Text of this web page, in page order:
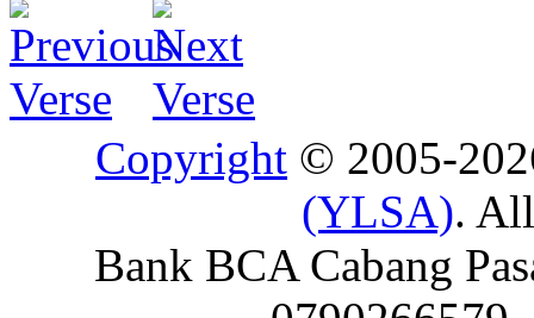
Copyright © 2005-
(YLSA).
Bank BCA Cabang